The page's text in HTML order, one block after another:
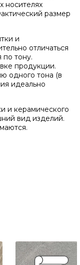
носителях
размер
и
отличаться
по тону.
продукции.
одного тона (в
идеально
и керамического
вид изделий.